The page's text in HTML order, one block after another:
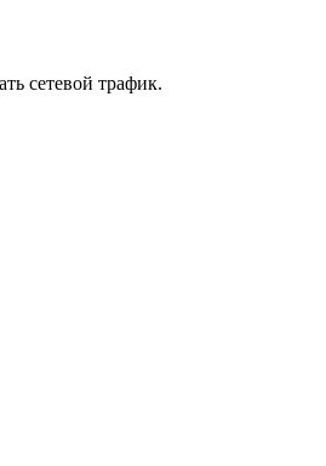
сетевой трафик.